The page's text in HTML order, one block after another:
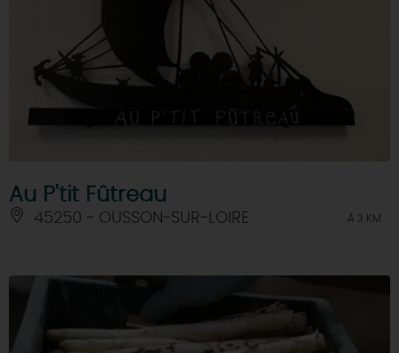
Au P'tit Fûtreau
45250 - OUSSON-SUR-LOIRE À 3 KM